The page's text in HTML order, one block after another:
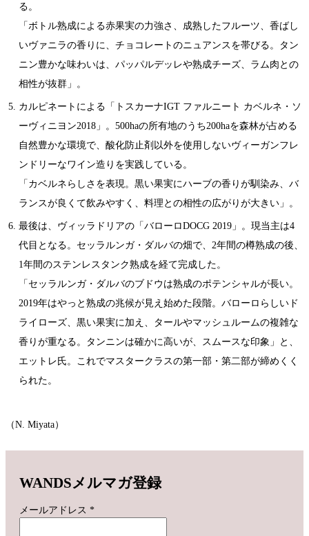
る。
「ボトル熟成による赤果実の力強さ、成熟したフルーツ、香ばし
いヴァニラの香りに、チョコレートのニュアンスを帯びる。タン
ニン豊かな味わいは、パッパルデッレや熟成チーズ、ラム肉との
相性が抜群」。
カルピネートによる「トスカーナIGT ファルニート カベルネ・ソ
ーヴィニヨン2018」。500haの所有地のうち200haを森林が占める
自然豊かな環境で、酸化防止剤以外を使用しないヴィーガンフレ
ンドリーなワイン造りを実践している。
「カベルネらしさを表現。黒い果実にハーブの香りが馴染み、バ
ランスが良くて飲みやすく、料理との相性の広がりが大きい」。
最後は、ヴィッラドリアの「バローロDOCG 2019」。現当主は4
代目となる。セッラルンガ・ダルバの畑で、2年間の樽熟成の後、
1年間のステンレスタンク熟成を経て完成した。
「セッラルンガ・ダルバのブドウは熟成のポテンシャルが長い。
2019年はやっと熟成の兆候が見え始めた段階。バローロらしいド
ライローズ、黒い果実に加え、タールやマッシュルームの複雑な
香りが重なる。タンニンは確かに高いが、スムースな印象」と、
エットレ氏。これでマスタークラスの第一部・第二部が締めくく
られた。
（N. Miyata）
WANDSメルマガ登録
メールアドレス *